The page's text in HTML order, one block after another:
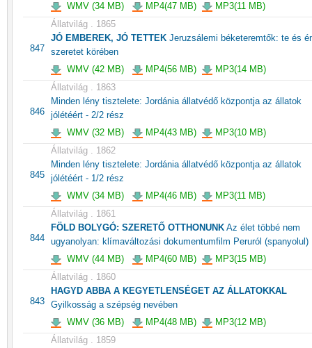
WMV (34 MB)
MP4(47 MB) MP3(11 MB)
847
Állatvilág . 1865
JÓ EMBEREK, JÓ TETTEK Jeruzsálemi béketeremtők: te és
szeretet körében
WMV (42 MB)
MP4(56 MB) MP3(14 MB)
846
Állatvilág . 1863
Minden lény tisztelete: Jordánia állatvédő központja az állatok
jólétéért - 2/2 rész
WMV (32 MB)
MP4(43 MB) MP3(10 MB)
845
Állatvilág . 1862
Minden lény tisztelete: Jordánia állatvédő központja az állatok
jólétéért - 1/2 rész
WMV (34 MB)
MP4(46 MB) MP3(11 MB)
844
Állatvilág . 1861
FÖLD BOLYGÓ: SZERETŐ OTTHONUNK Az élet többé nem
ugyanolyan: klímaváltozási dokumentumfilm Peruról (spanyolul)
WMV (44 MB)
MP4(60 MB) MP3(15 MB)
843
Állatvilág . 1860
HAGYD ABBA A KEGYETLENSÉGET AZ ÁLLATOKKAL
Gyilkosság a szépség nevében
WMV (36 MB)
MP4(48 MB) MP3(12 MB)
Állatvilág . 1859